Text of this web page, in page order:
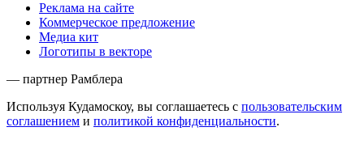
Реклама на сайте
Коммерческое предложение
Медиа кит
Логотипы в векторе
— партнер Рамблера
Используя Кудамоскоу, вы соглашаетесь с пользовательским
соглашением и политикой конфиденциальности.